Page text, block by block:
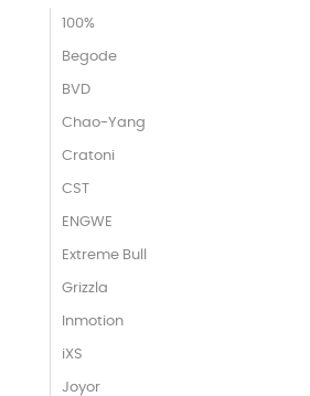
100%
Begode
BVD
Chao-Yang
Cratoni
CST
ENGWE
Extreme Bull
Grizzla
Inmotion
iXS
Joyor